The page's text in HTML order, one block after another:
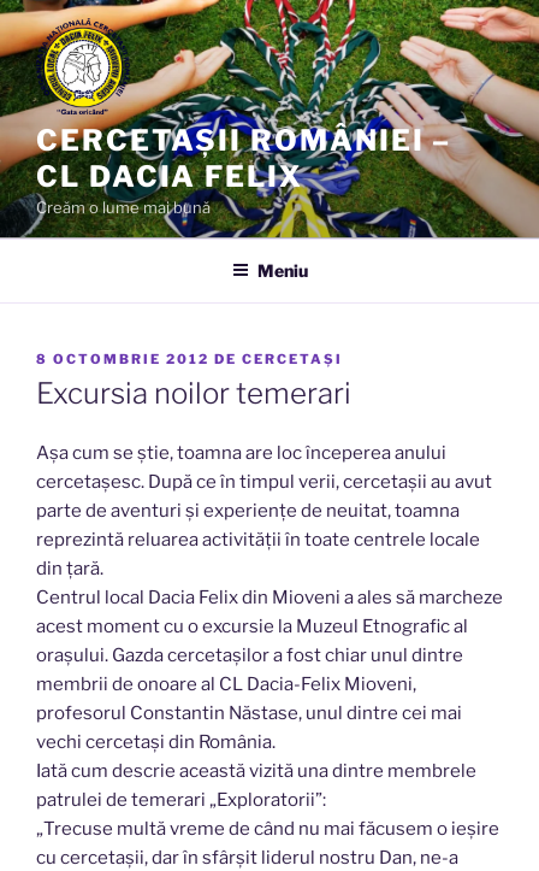
Sari
la
conținut
CERCETAȘII ROMÂNIEI –
CL DACIA FELIX
Creăm o lume mai bună
Meniu
PUBLICAT
PE
8 OCTOMBRIE 2012 DE CERCETAȘI
Excursia noilor temerari
Așa cum se știe, toamna are loc începerea anului
cercetașesc. După ce în timpul verii, cercetașii au avut
parte de aventuri și experiențe de neuitat, toamna
reprezintă reluarea activității în toate centrele locale
din țară.
Centrul local Dacia Felix din Mioveni a ales să marcheze
acest moment cu o excursie la Muzeul Etnografic al
orașului. Gazda cercetașilor a fost chiar unul dintre
membrii de onoare al CL Dacia-Felix Mioveni,
profesorul Constantin Năstase, unul dintre cei mai
vechi cercetași din România.
Iată cum descrie această vizită una dintre membrele
patrulei de temerari „Exploratorii”:
„Trecuse multă vreme de când nu mai făcusem o ieșire
cu cercetașii, dar în sfârșit liderul nostru Dan, ne-a